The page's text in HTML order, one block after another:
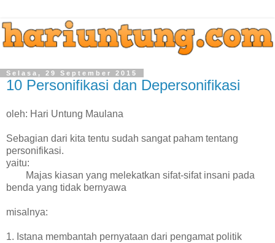
Selasa, 29 September 2015
10 Personifikasi dan Depersonifikasi
oleh: Hari Untung Maulana
Sebagian dari kita tentu sudah sangat paham tentang
personifikasi.
yaitu:
Majas kiasan yang melekatkan sifat-sifat insani pada
benda yang tidak bernyawa
misalnya:
1. Istana membantah pernyataan dari pengamat politik